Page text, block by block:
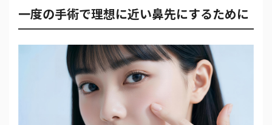
一度の手術で理想に近い鼻先にするために